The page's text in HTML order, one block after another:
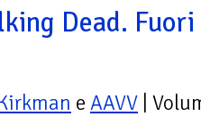
Dead.
e AAVV |